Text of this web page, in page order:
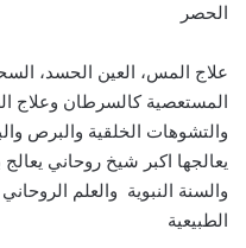
الحصر
علاج المس، العين الحسد،
المستعصية كالسرطان وعلاج
والتشوهات الخلقية والبرص
يعالجها اكبر شيخ روحاني
والسنة النبوية والعلم
الطبيعية